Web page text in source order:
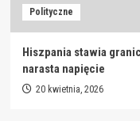
Polityczne
Hiszpania stawia
narasta napięcie
20 kwietnia, 2026